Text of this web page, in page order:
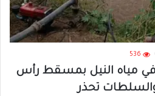
536
مياه النيل بمسقط رأس
تحذر